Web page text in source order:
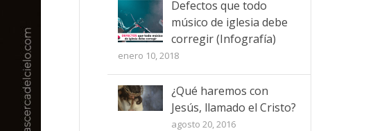
Defectos que todo
músico de iglesia debe
corregir (Infografía)
enero 10, 2018
¿Qué haremos con
Jesús, llamado el Cristo?
agosto 20, 2016